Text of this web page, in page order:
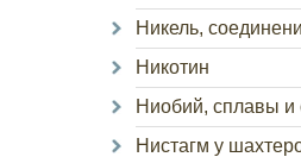
Никель,
Никотин
Ниобий, сплавы и
Нистагм у